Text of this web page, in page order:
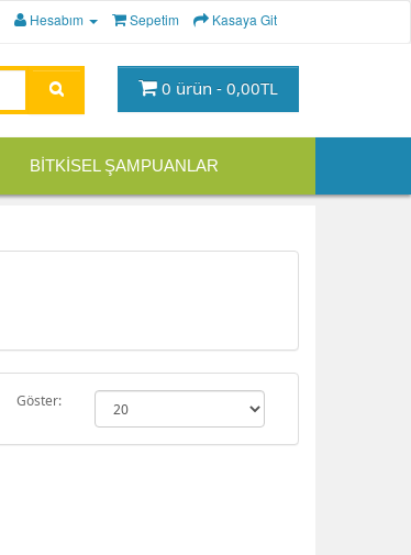
Hesabım Sepetim Kasaya Git
0 ürün - 0,00TL
BİTKİSEL ŞAMPUANLAR
Göster: